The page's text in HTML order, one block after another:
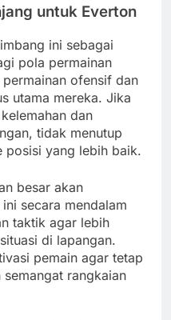
untuk Everton
ini sebagai
pola permainan
ofensif dan
utama mereka. Jika
dan
tidak menutup
posisi yang lebih baik.
besar akan
secara mendalam
taktik agar lebih
di lapangan.
pemain agar tetap
rangkaian